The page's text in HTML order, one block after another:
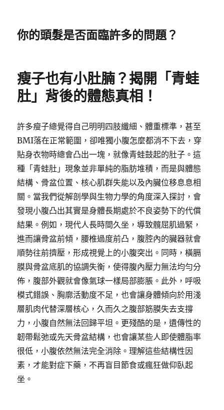
你的頭髮是否面臨許多的問題？
瘦子也有小肚腩？揭開「青蛙
肚」背後的體態真相！
許多瘦子總覺得自己明明四肢纖細、體重標準，甚至
BMI落在正常範圍，卻唯獨小腹怎麼都消不下去，穿
貼身衣物時總會凸出一塊，就像青蛙鼓起的肚子。這
種「青蛙肚」現象並非單純的脂肪堆積，而是與體態
結構、骨盆位置、核心肌群失能以及內臟位移息息相
關。當我們從解剖學與生物力學的角度深入探討，會
發現小腹凸出其實是身體長期處於不良姿勢下的代償
結果。例如，現代人長時間久坐，導致髖屈肌過緊，
進而讓骨盆前傾，腰椎過度前凸，腹腔內的臟器就會
順勢往前擠壓，形成視覺上的小腹突出。同時，橫膈
膜與骨盆底肌的協調失衡，使得腹內壓力無法均勻分
佈，腹部外觀就會像氣球一樣局部膨脹。此外，呼吸
模式錯誤、胸廓活動度不足，也會讓身體傾向於用淺
層肌肉代替深層核心，久而久之腹部筋膜失去支撐
力，小腹自然無法回歸平坦。更殘酷的是，遺傳性的
韌帶鬆弛或先天骨盆結構，也會讓某些人即使體脂率
很低，小腹依然無法完全消除。理解這些結構性因
素，才能對症下藥，不再盲目節食或瘋狂做仰臥起
坐。